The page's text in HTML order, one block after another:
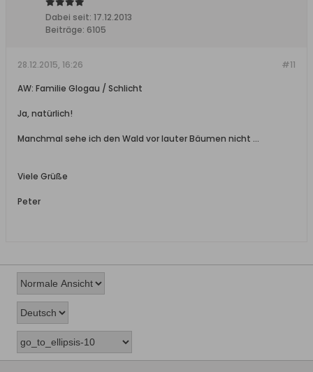
Dabei seit: 17.12.2013
Beiträge: 6105
#11
28.12.2015, 16:26
AW: Familie Glogau / Schlicht
Ja, natürlich!
Manchmal sehe ich den Wald vor lauter Bäumen nicht ...
Viele Grüße
Peter